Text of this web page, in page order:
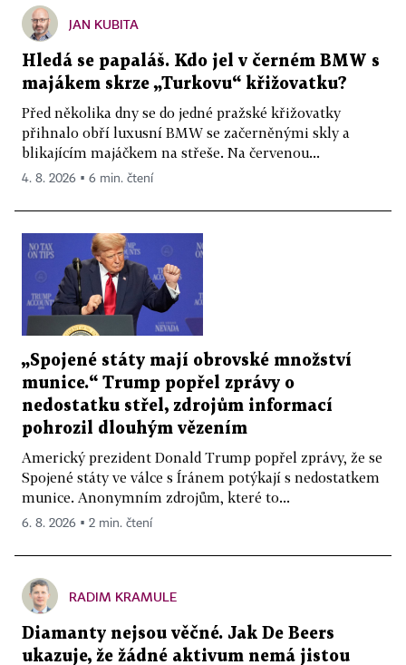
JAN KUBITA
Hledá se papaláš. Kdo jel v černém BMW s
majákem skrze „Turkovu“ křižovatku?
Před několika dny se do jedné pražské křižovatky
přihnalo obří luxusní BMW se začerněnými skly a
blikajícím majáčkem na střeše. Na červenou...
4. 8. 2026 ▪ 6 min. čtení
„Spojené státy mají obrovské množství
munice.“ Trump popřel zprávy o
nedostatku střel, zdrojům informací
pohrozil dlouhým vězením
Americký prezident Donald Trump popřel zprávy, že se
Spojené státy ve válce s Íránem potýkají s nedostatkem
munice. Anonymním zdrojům, které to...
6. 8. 2026 ▪ 2 min. čtení
RADIM KRAMULE
Diamanty nejsou věčné. Jak De Beers
ukazuje, že žádné aktivum nemá jistou